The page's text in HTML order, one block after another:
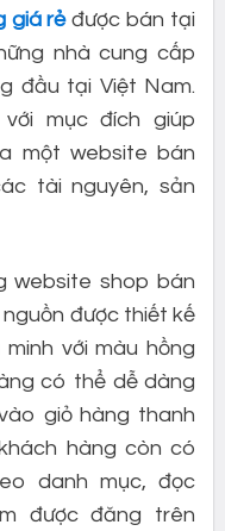
giá rẻđược bán tại
nhà cung cấp
đầu tại Việt Nam.
mục đích giúp
một website bán
tài nguyên, sản
website shop bán
được thiết kế
với màu hồng
có thể dễ dàng
giỏ hàng thanh
hàng còn có
danh mục, đọc
được đăng trên